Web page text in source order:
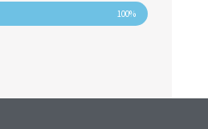
100%